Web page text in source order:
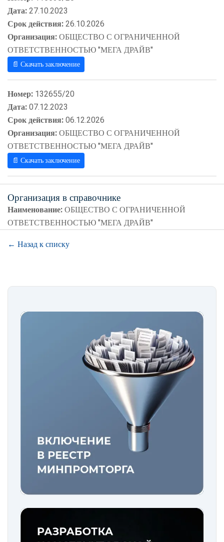
Дата:27.10.2023
Срок действия:26.10.2026
Организация:ОБЩЕСТВО С ОГРАНИЧЕННОЙ
ОТВЕТСТВЕННОСТЬЮ "МЕГА ДРАЙВ"
📄 Скачать заключение
Номер: 132655/20
Дата:07.12.2023
Срок действия:06.12.2026
Организация:ОБЩЕСТВО С ОГРАНИЧЕННОЙ
ОТВЕТСТВЕННОСТЬЮ "МЕГА ДРАЙВ"
📄 Скачать заключение
Организация в справочнике
Наименование:ОБЩЕСТВО С ОГРАНИЧЕННОЙ
ОТВЕТСТВЕННОСТЬЮ "МЕГА ДРАЙВ"
← Назад к списку